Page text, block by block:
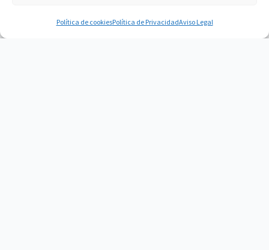
Política de cookiesPolítica de PrivacidadAviso Legal